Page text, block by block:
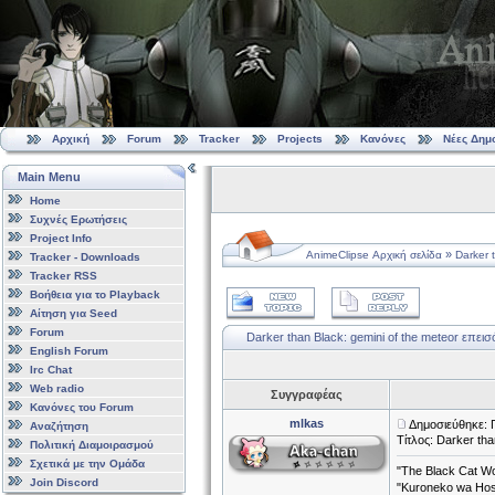
Αρχική Forum Tracker Projects Κανόνες Νέες
Main Menu
Home
Συχνές Ερωτήσεις
Project Info
Tracker - Downloads
Tracker RSS
Βοήθεια για το Playback
Αίτηση για Seed
Forum
English Forum
Irc Chat
Web radio
Κανόνες του Forum
Αναζήτηση
Πολιτική Διαμοιρασμού
Σχετικά με την Ομάδα
Join Discord
AnimeClipse Αρχική σελίδα » Darker
Darker than Black: gemini of the meteor
Συγγραφέας
mlkas
Δημοσιεύθηκε:
Τίτλος: Darker
"The Black Cat
"Kuroneko wa